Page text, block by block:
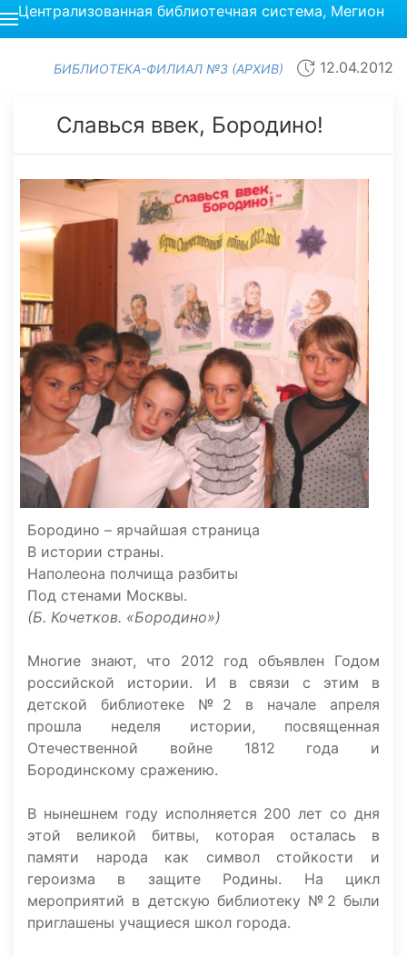
Централизованная библиотечная система, Мегион
БИБЛИОТЕКА-ФИЛИАЛ №3 (АРХИВ) 12.04.2012
Славься ввек, Бородино!
Бородино – ярчайшая страница
В истории страны.
Наполеона полчища разбиты
Под стенами Москвы.
(Б. Кочетков. «Бородино»)
Многие знают, что 2012 год объявлен Годом
российской истории. И в связи с этим в
детской библиотеке №2 в начале апреля
прошла неделя истории, посвященная
Отечественной войне 1812 года и
Бородинскому сражению.
В нынешнем году исполняется 200 лет со дня
этой великой битвы, которая осталась в
памяти народа как символ стойкости и
героизма в защите Родины. На цикл
мероприятий в детскую библиотеку №2 были
приглашены учащиеся школ города.